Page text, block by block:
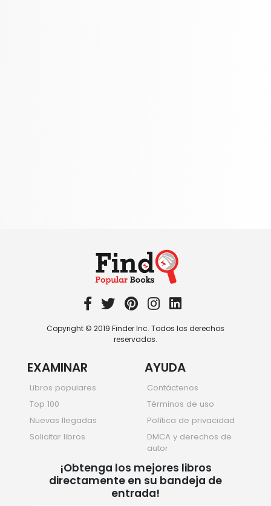
Copyright © 2019 Finder Inc. Todos los derechos
reservados.
EXAMINAR
Libros populares
Top 100
Nuevas llegadas
Solicitar libros
AYUDA
Contáctenos
Términos de uso
Política de privacidad
DMCA y derechos de
autor
¡Obtenga los mejores libros
directamente en su bandeja de
entrada!